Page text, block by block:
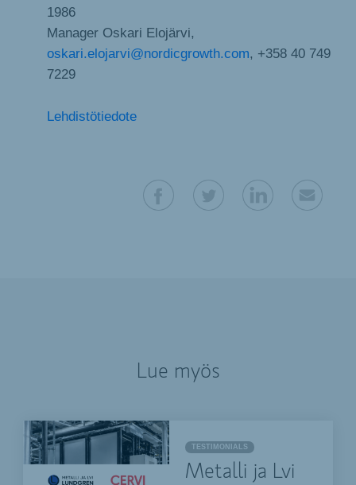
1986
Manager Oskari Elojärvi,
oskari.elojarvi@nordicgrowth.com, +358 40 749
7229
Lehdistötiedote
Lue myös
TESTIMONIALS
Metalli ja Lvi